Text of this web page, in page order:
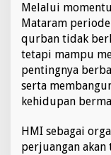
Melalui
Mataram
qurban tidak
tetapi mampu
pentingnya
serta
kehidupan
HMI sebagai
perjuangan